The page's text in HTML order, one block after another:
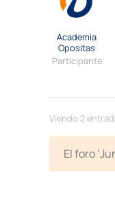
Academia
Opositas
Participante
Viendo 2
El foro